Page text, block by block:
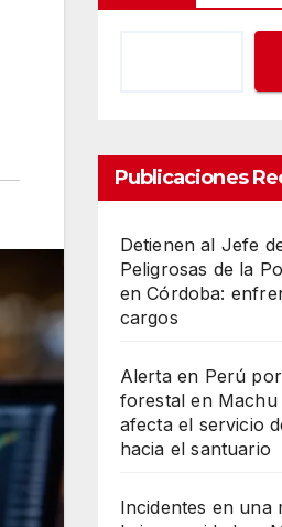
Publicaciones
Detienen al Jefe
Peligrosas de la
en Córdoba:
cargos
Alerta en Perú
forestal en Machu
afecta el servicio
hacia el santuario
Incidentes en una